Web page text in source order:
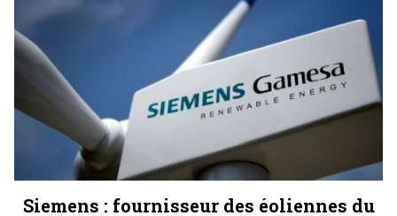
Siemens : fournisseur des éoliennes du